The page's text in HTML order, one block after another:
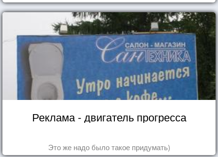
Реклама - двигатель прогресса
Это же надо было такое придумать)